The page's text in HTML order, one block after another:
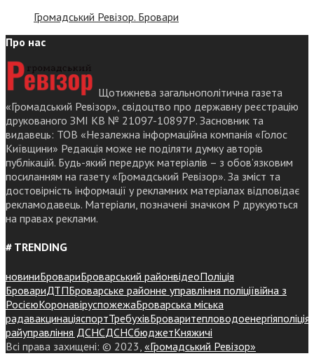
Громадський Ревізор. Бровари
Про нас
Щотижнева загальнополітична газета
«Громадський Ревізор», свідоцтво про державну реєстрацію
друкованого ЗМІ КВ № 21097-10897Р. Засновник та
видавець: ТОВ «Незалежна інформаційна компанія «Голос
Київщини» Редакція може не поділяти думку авторів
публікацій. Будь-який передрук матеріалів – з обов’язковим
посиланням на газету «Громадський Ревізор». За зміст та
достовірність інформації у рекламних матеріалах відповідає
рекламодавець. Матеріали, позначені значком Р друкуються
на правах реклами.
# TRENDING
новиниБровариБроварський районвідеоПоліція
БровариДТПБроварське районне управління поліціївійна з
РосієюКоронавіруспожежаБроварська міська
радавакцинаціяспортТребухівБроваритепловодоенергіяполіція
райуправління ДСНСДСНСбюджетКняжичі
Всі права захищені: © 2023, «Громадський Ревізор»